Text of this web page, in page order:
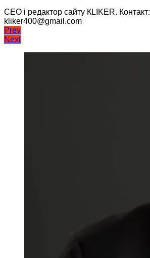
CEO і редактор сайту КLIKER. Контакт:
kliker400@gmail.com
Навігація
записів
Prev
Next